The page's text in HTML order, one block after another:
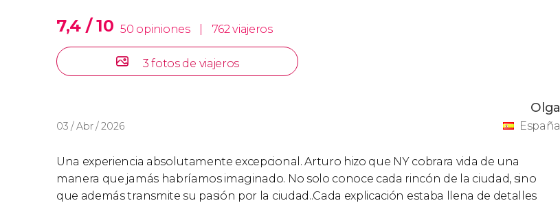
7,4 / 10 50 opiniones 762 viajeros
3 fotos de viajeros
03 / Abr / 2026
Olga
España
Una experiencia absolutamente excepcional. Arturo hizo que NY cobrara vida de una
manera que jamás habríamos imaginado. No solo conoce cada rincón de la ciudad, sino
que además transmite su pasión por la ciudad..Cada explicación estaba llena de detalles